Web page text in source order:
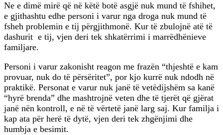
Ne e dimë mirë që në këtë botë asgjë nuk mund të fshihet,
e gjithashtu edhe personi i varur nga droga nuk mund të
fsheh problemin e tij përgjithmonë. Kur të zbulojnë atë të
dashurit e tij, vjen deri tek shkatërrimi i marrëdhënieve
familjare.
Personi i varur zakonisht reagon me frazën “thjeshtë e kam
provuar, nuk do të përsëritet”, por kjo kurrë nuk ndodh në
praktikë. Personat e varur nuk janë të vetëdijshëm sa kanë
“hyrë brenda” dhe mashtrojnë veten dhe të tjerët që gjërat
janë nën kontroll, e në të vërtetë janë larg saj. Kur familja i
kap ata për herë të dytë, vjen deri tek zhgënjimi dhe
humbja e besimit.